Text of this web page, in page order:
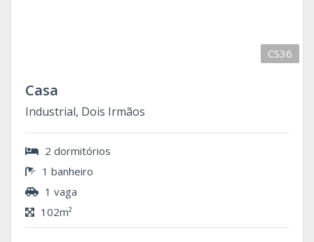
CS36
Casa
Industrial, Dois Irmãos
2 dormitórios
1 banheiro
1 vaga
102m²